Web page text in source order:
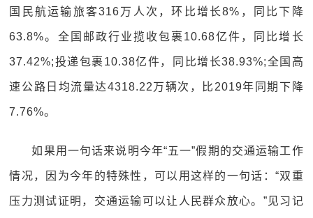
国民航运输旅客316万人次，环比增长8%，同比下降
63.8%。全国邮政行业揽收包裹10.68亿件，同比增长
37.42%;投递包裹10.38亿件，同比增长38.93%;全国高
速公路日均流量达4318.22万辆次，比2019年同期下降
7.76%。
如果用一句话来说明今年“五一”假期的交通运输工作
情况，因为今年的特殊性，可以用这样的一句话：“双重
压力测试证明，交通运输可以让人民群众放心。”见习记